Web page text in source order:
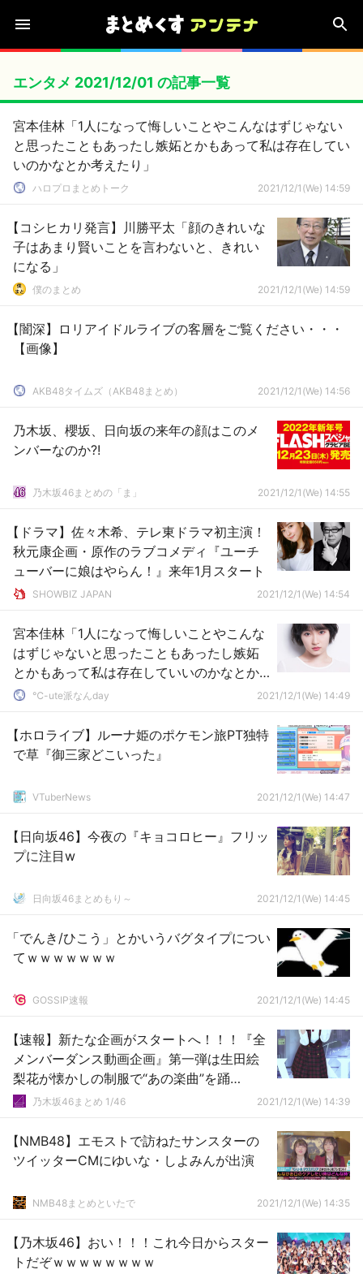
エンタメ 2021/12/01 の記事一覧
宮本佳林「1人になって悔しいことやこんなはずじゃない
と思ったこともあったし嫉妬とかもあって私は存在してい
いのかなとか考えたり」
ハロプロまとめトーク 2021/12/1(We) 14:59
【コシヒカリ発言】川勝平太「顔のきれいな
子はあまり賢いことを言わないと、きれい
になる」
僕のまとめ 2021/12/1(We) 14:59
【闇深】ロリアイドルライブの客層をご覧ください・・・
【画像】
AKB48タイムズ（AKB48まとめ） 2021/12/1(We) 14:56
乃木坂、櫻坂、日向坂の来年の顔はこのメ
ンバーなのか?!
乃木坂46まとめの「ま」 2021/12/1(We) 14:55
【ドラマ】佐々木希、テレ東ドラマ初主演！
秋元康企画・原作のラブコメディ『ユーチ
ューバーに娘はやらん！』来年1月スタート
SHOWBIZ JAPAN 2021/12/1(We) 14:54
宮本佳林「1人になって悔しいことやこんな
はずじゃないと思ったこともあったし嫉妬
とかもあって私は存在していいのかなとか
考えたり」
℃-ute派なんday 2021/12/1(We) 14:49
【ホロライブ】ルーナ姫のポケモン旅PT独特
で草『御三家どこいった』
VTuberNews 2021/12/1(We) 14:47
【日向坂46】今夜の『キョコロヒー』フリッ
プに注目w
日向坂46まとめもり～ 2021/12/1(We) 14:45
「でんき/ひこう」とかいうバグタイプについ
てｗｗｗｗｗｗｗ
GOSSIP速報 2021/12/1(We) 14:45
【速報】新たな企画がスタートへ！！！『全
メンバーダンス動画企画』第一弾は生田絵
梨花が懐かしの制服で“あの楽曲”を踊
る！！！！！！【乃木坂46】
乃木坂46まとめ 1/46 2021/12/1(We) 14:39
【NMB48】エモストで訪ねたサンスターの
ツイッターCMにゆいな・しよみんが出演
NMB48まとめといたで 2021/12/1(We) 14:35
【乃木坂46】おい！！！これ今日からスター
トだぞｗｗｗｗｗｗｗｗ